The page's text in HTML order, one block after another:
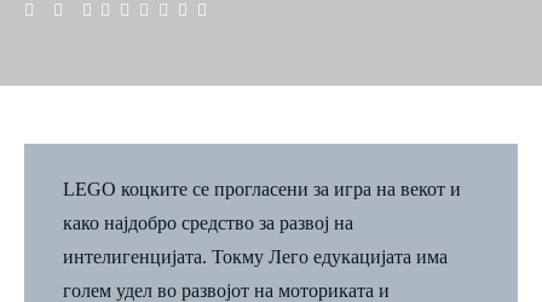
LEGO коцките се прогласени за игра на векот и
како најдобро средство за развој на
интелигенцијата. Токму Лего едукацијата има
голем удел во развојот на моториката и